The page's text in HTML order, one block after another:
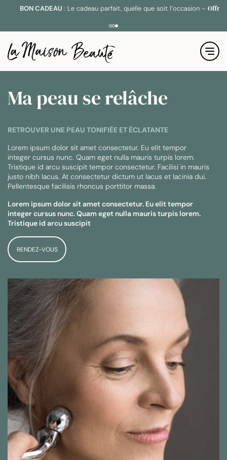
BON CADEAU: Le cadeau parfait, quelle que soit l’occasion –Offrir
Ma peau se relâche
RETROUVER UNE PEAU TONIFIÉE ET ÉCLATANTE
Lorem ipsum dolor sit amet consectetur. Eu elit tempor
integer cursus nunc. Quam eget nulla mauris turpis lorem.
Tristique id arcu suscipit tempor consectetur. Facilisi in mauris
justo nibh lacus. At consectetur dictum ut lacus et lacinia dui.
Pellentesque facilisis rhoncus porttitor massa.
Lorem ipsum dolor sit amet consectetur. Eu elit tempor
integer cursus nunc. Quam eget nulla mauris turpis lorem.
Tristique id arcu suscipit
RENDEZ-VOUS